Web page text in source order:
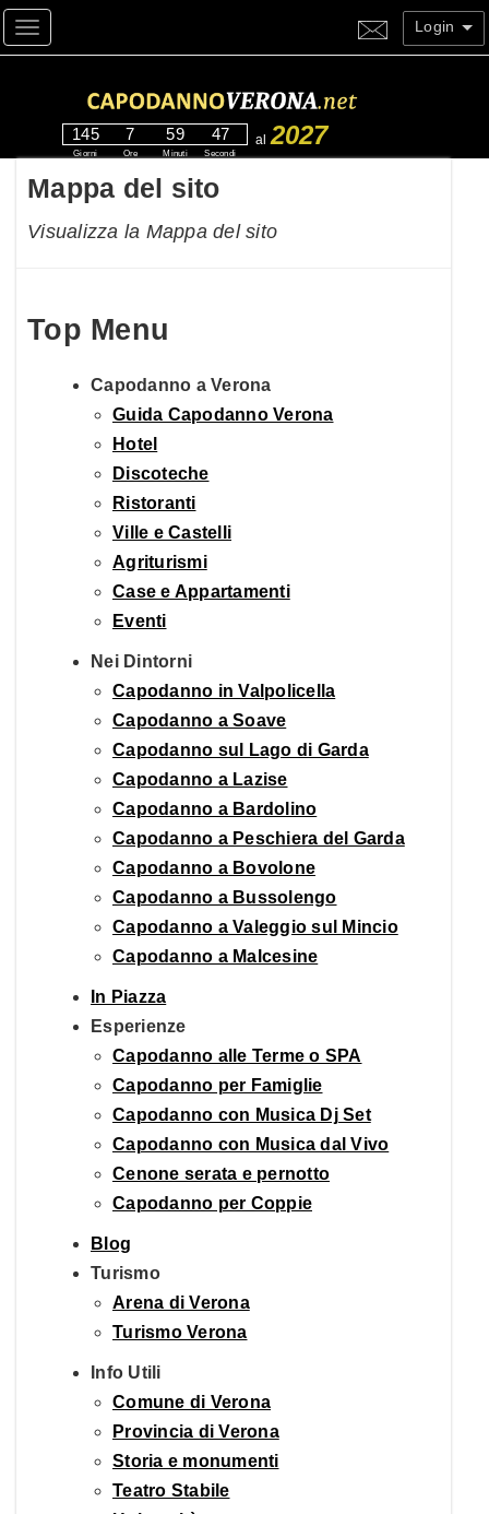
Toggle navigation Login
145
Giorni
7
Ore
59
Minuti
46
Secondi
al 2027
Mappa del sito
Visualizza la Mappa del sito
Top Menu
Capodanno a Verona
Guida Capodanno Verona
Hotel
Discoteche
Ristoranti
Ville e Castelli
Agriturismi
Case e Appartamenti
Eventi
Nei Dintorni
Capodanno in Valpolicella
Capodanno a Soave
Capodanno sul Lago di Garda
Capodanno a Lazise
Capodanno a Bardolino
Capodanno a Peschiera del Garda
Capodanno a Bovolone
Capodanno a Bussolengo
Capodanno a Valeggio sul Mincio
Capodanno a Malcesine
In Piazza
Esperienze
Capodanno alle Terme o SPA
Capodanno per Famiglie
Capodanno con Musica Dj Set
Capodanno con Musica dal Vivo
Cenone serata e pernotto
Capodanno per Coppie
Blog
Turismo
Arena di Verona
Turismo Verona
Info Utili
Comune di Verona
Provincia di Verona
Storia e monumenti
Teatro Stabile